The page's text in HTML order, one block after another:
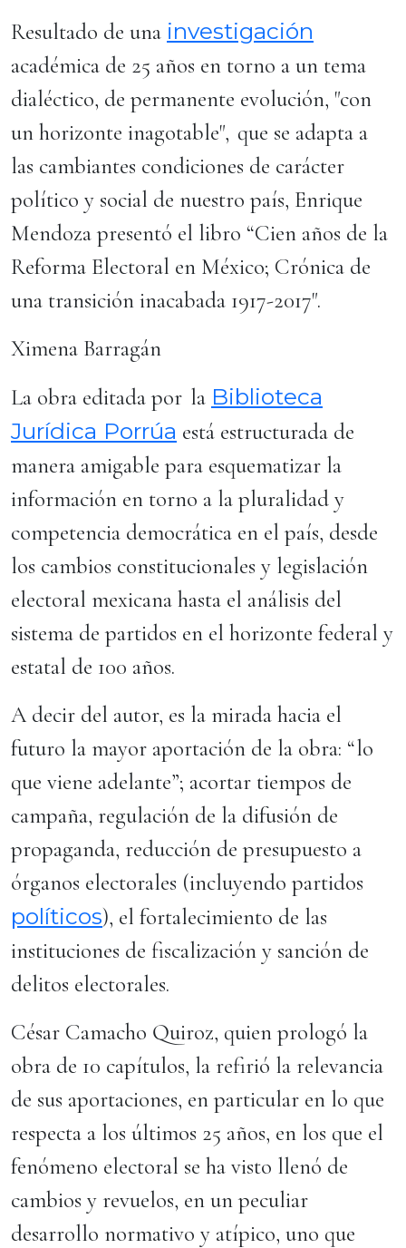
Resultado de una investigación
académica de 25 años en torno a un tema
dialéctico, de permanente evolución, "con
un horizonte inagotable", que se adapta a
las cambiantes condiciones de carácter
político y social de nuestro país, Enrique
Mendoza presentó el libro “Cien años de la
Reforma Electoral en México; Crónica de
una transición inacabada 1917-2017".
Ximena Barragán
La obra editada por la Biblioteca
Jurídica Porrúa está estructurada de
manera amigable para esquematizar la
información en torno a la pluralidad y
competencia democrática en el país, desde
los cambios constitucionales y legislación
electoral mexicana hasta el análisis del
sistema de partidos en el horizonte federal y
estatal de 100 años.
A decir del autor, es la mirada hacia el
futuro la mayor aportación de la obra: “lo
que viene adelante”; acortar tiempos de
campaña, regulación de la difusión de
propaganda, reducción de presupuesto a
órganos electorales (incluyendo partidos
políticos), el fortalecimiento de las
instituciones de fiscalización y sanción de
delitos electorales.
César Camacho Quiroz, quien prologó la
obra de 10 capítulos, la refirió la relevancia
de sus aportaciones, en particular en lo que
respecta a los últimos 25 años, en los que el
fenómeno electoral se ha visto llenó de
cambios y revuelos, en un peculiar
desarrollo normativo y atípico, uno que